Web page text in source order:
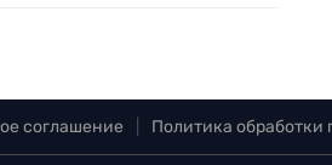
соглашение Политика